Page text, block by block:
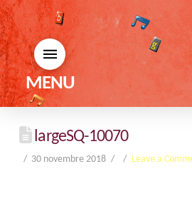
MENU
largeSQ-10070
30 novembre 2018 Leave a